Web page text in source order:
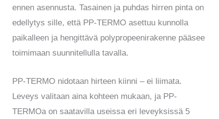
ennen asennusta. Tasainen ja puhdas hirren pinta on
edellytys sille, että PP-TERMO asettuu kunnolla
paikalleen ja hengittävä polypropeenirakenne pääsee
toimimaan suunnitellulla tavalla.
PP-TERMO nidotaan hirteen kiinni – ei liimata.
Leveys valitaan aina kohteen mukaan, ja PP-
TERMOa on saatavilla useissa eri leveyksissä 5